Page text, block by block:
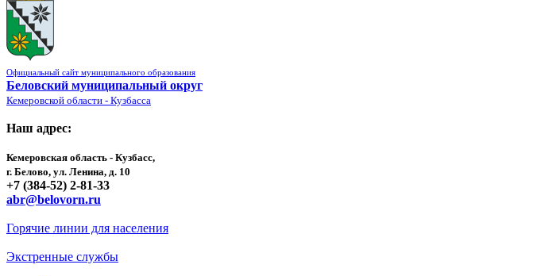
Официальный сайт муниципального образования
Беловский муниципальный округ
Кемеровской области - Кузбасса
Наш адрес:
Кемеровская область - Кузбасс,
г. Белово, ул. Ленина, д. 10
+7 (384-52) 2-81-33
abr@belovorn.ru
Горячие линии для населения
Экстренные службы